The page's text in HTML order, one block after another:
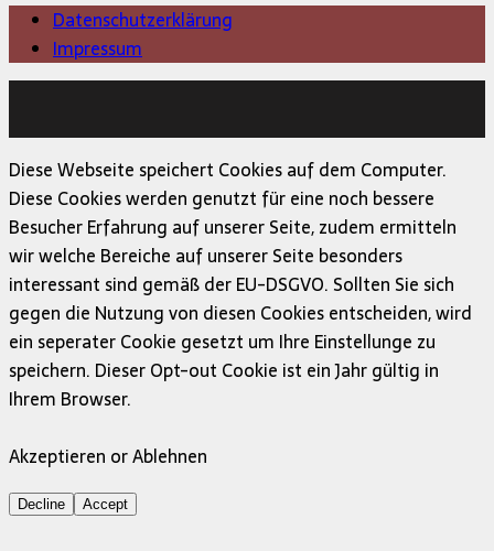
Datenschutzerklärung
Impressum
Diese Webseite speichert Cookies auf dem Computer.
Diese Cookies werden genutzt für eine noch bessere
Besucher Erfahrung auf unserer Seite, zudem ermitteln
wir welche Bereiche auf unserer Seite besonders
interessant sind gemäß der EU-DSGVO. Sollten Sie sich
gegen die Nutzung von diesen Cookies entscheiden, wird
ein seperater Cookie gesetzt um Ihre Einstellunge zu
speichern. Dieser Opt-out Cookie ist ein Jahr gültig in
Ihrem Browser.
Akzeptieren or Ablehnen
Decline Accept